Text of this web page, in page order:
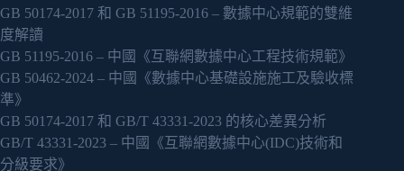
GB 50174-2017 和 GB 51195-2016 – 數據中心規範的雙維
度解讀
GB 51195-2016 – 中國《互聯網數據中心工程技術規範》
GB 50462-2024 – 中國《數據中心基礎設施施工及驗收標
準》
GB 50174-2017 和 GB/T 43331-2023 的核心差異分析
GB/T 43331-2023 – 中國《互聯網數據中心(IDC)技術和
分級要求》